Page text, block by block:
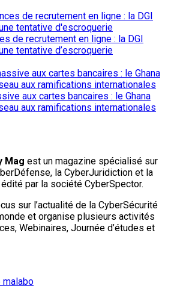
de recrutement en ligne : la DGI
tentative d’escroquerie
aux cartes bancaires : le Ghana
aux ramifications internationales
Mag est un magazine spécialisé sur
la CyberJuridiction et la
par la société CyberSpector.
sur l’actualité de la CyberSécurité
et organise plusieurs activités
Webinaires, Journée d’études et